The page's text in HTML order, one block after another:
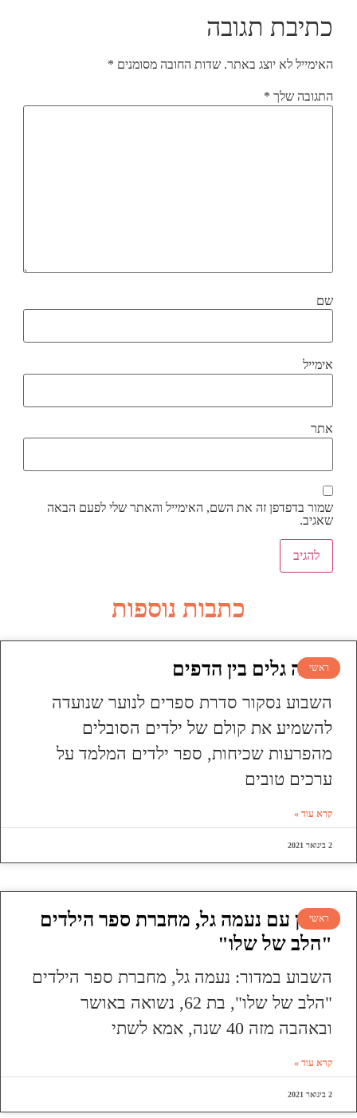
כתיבת תגובה
האימייל לא יוצג באתר. שדות החובה מסומנים *
התגובה שלך *
שם
אימייל
אתר
שמור בדפדפן זה את השם, האימייל והאתר שלי לפעם הבאה
שאגיב.
כתבות נוספות
ראשי
עושה גלים בין הדפים
השבוע נסקור סדרת ספרים לנוער שנועדה
להשמיע את קולם של ילדים הסובלים
מהפרעות שכיחות, ספר ילדים המלמד על
ערכים טובים
קרא עוד »
2 בינואר 2021
ראשי
ראיון עם נעמה גל, מחברת ספר הילדים
"הלב של שלו"
השבוע במדור: נעמה גל, מחברת ספר הילדים
"הלב של שלו", בת 62, נשואה באושר
ובאהבה מזה 40 שנה, אמא לשתי
קרא עוד »
2 בינואר 2021